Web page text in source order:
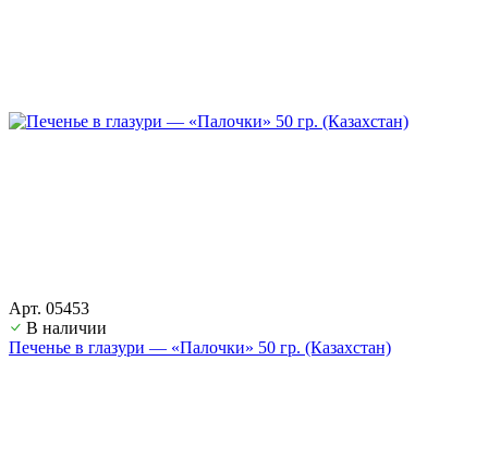
Арт. 05453
В наличии
Печенье в глазури — «Палочки» 50 гр. (Казахстан)